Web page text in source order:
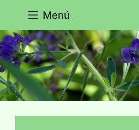
contenido
Menú